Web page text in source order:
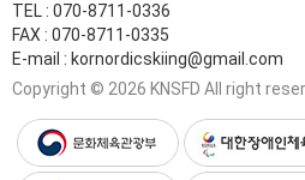
TEL : 070-8711-0336
FAX : 070-8711-0335
E-mail : kornordicskiing@gmail.com
Copyright © 2026 KNSFD All right